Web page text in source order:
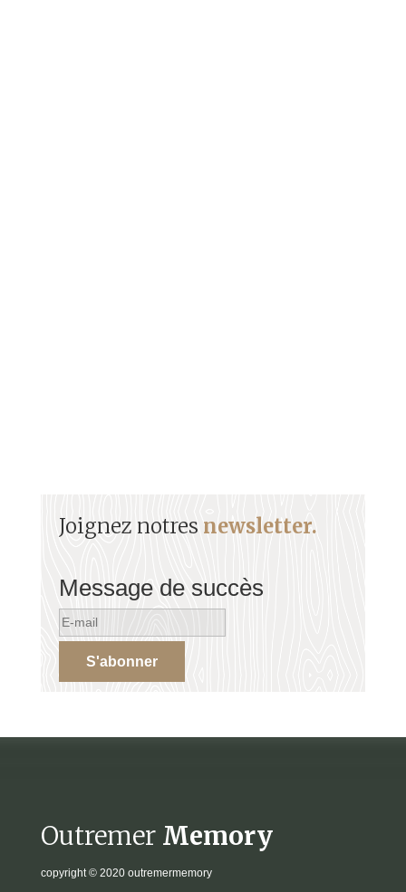
Joignez notres newsletter.
Message de succès
S'abonner
Outremer Memory
copyright© 2020 outremermemory